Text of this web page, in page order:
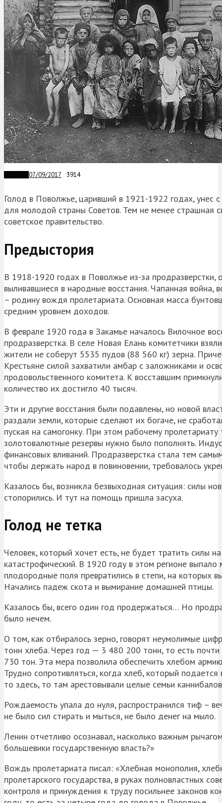
07/09/2017 3914
Голод в Поволжье, царивший в 1921-1922 годах, унес
для молодой страны Советов. Тем не менее страшная
советское правительство.
Предыстория
В 1918-1920 годах в Поволжье из-за продразверстки,
выливавшиеся в народные восстания. Чапанная
– родину вождя пролетариата. Основная масса
средним уровнем доходов.
В феврале 1920 года в Закамье началось Вилочное
продразверстка. В селе Новая Елань комитетчики
жители не соберут 5535 пудов (88 560 кг) зерна.
Крестьяне силой захватили амбар с заложниками и
продовольственного комитета. К восставшим
количество их достигло 40 тысяч.
Эти и другие восстания были подавлены, но новой
раздали земли, которые сделают их богаче, не
пуская на самогонку. При этом рабочему
золотовалютные резервы нужно было пополнять.
финансовых вливаний. Продразверстка стала тем
чтобы держать народ в повиновении, требовалось
Казалось бы, возникла безвыходная ситуация: силы
стопорились. И тут на помощь пришла засуха.
Голод не тетка
Человек, который хочет есть, не будет тратить силы
катастрофический. В 1920 году в этом регионе
плодородные поля превратились в степи, на которых
Начались падеж скота и вымирание домашней птицы.
Казалось бы, всего один год продержаться… Но
было нечем.
О том, как отбиралось зерно, говорят неумолимые
тонн хлеба. Через год — 3 480 200 тонн, то есть
730 тон. Эта мера позволила обеспечить хлебом
Трудно сопротивляться, когда хлеб, который
то здесь, то там арестовывали целые семьи
Рождаемость упала до нуля, распространился тиф –
не было сил стирать и мыться, не было денег на мыло.
Ленин отчетливо осознавал, насколько важным
большевики государственную власть?»
Вождь пролетариата писал: «Хлебная монополия,
пролетарского государства, в руках полновластных
контроля и принуждения к труду посильнее законов